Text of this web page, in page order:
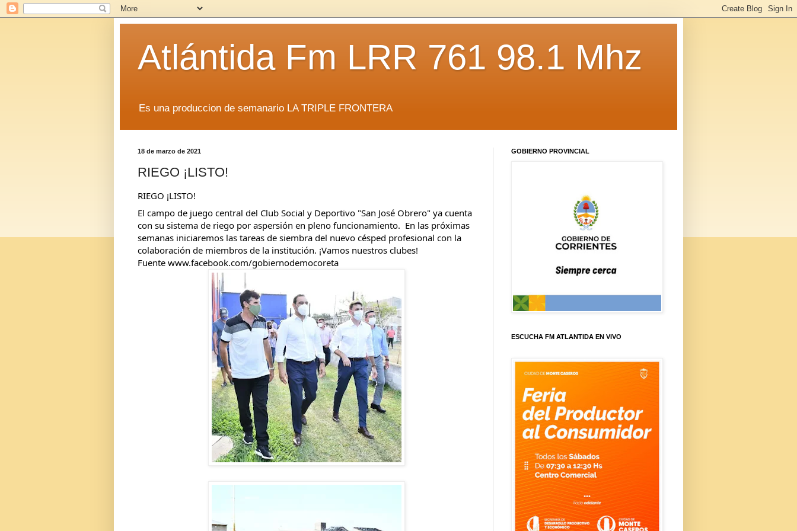
Atlántida Fm LRR 761 98.1 Mhz
Es una produccion de semanario LA TRIPLE FRONTERA
18 de marzo de 2021
RIEGO ¡LISTO!
RIEGO ¡LISTO!
El campo de juego central del Club Social y Deportivo "San José Obrero" ya cuenta
con su sistema de riego por aspersión en pleno funcionamiento.  En las próximas
semanas iniciaremos las tareas de siembra del nuevo césped profesional con la
colaboración de miembros de la institución. ¡Vamos nuestros clubes!
Fuente www.facebook.com/gobiernodemocoreta
GOBIERNO PROVINCIAL
ESCUCHA FM ATLANTIDA EN VIVO